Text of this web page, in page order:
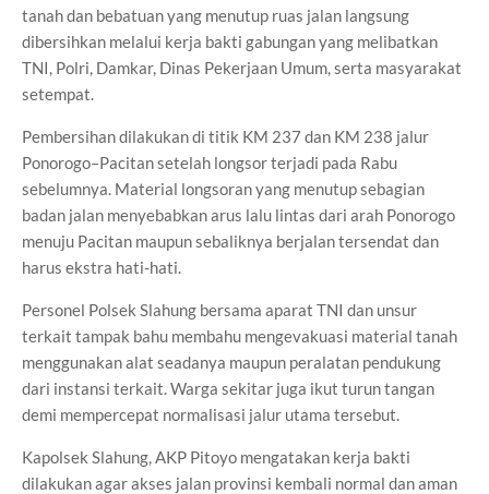
tanah dan bebatuan yang menutup ruas jalan langsung
dibersihkan melalui kerja bakti gabungan yang melibatkan
TNI, Polri, Damkar, Dinas Pekerjaan Umum, serta masyarakat
setempat.
Pembersihan dilakukan di titik KM 237 dan KM 238 jalur
Ponorogo–Pacitan setelah longsor terjadi pada Rabu
sebelumnya. Material longsoran yang menutup sebagian
badan jalan menyebabkan arus lalu lintas dari arah Ponorogo
menuju Pacitan maupun sebaliknya berjalan tersendat dan
harus ekstra hati-hati.
Personel Polsek Slahung bersama aparat TNI dan unsur
terkait tampak bahu membahu mengevakuasi material tanah
menggunakan alat seadanya maupun peralatan pendukung
dari instansi terkait. Warga sekitar juga ikut turun tangan
demi mempercepat normalisasi jalur utama tersebut.
Kapolsek Slahung, AKP Pitoyo mengatakan kerja bakti
dilakukan agar akses jalan provinsi kembali normal dan aman